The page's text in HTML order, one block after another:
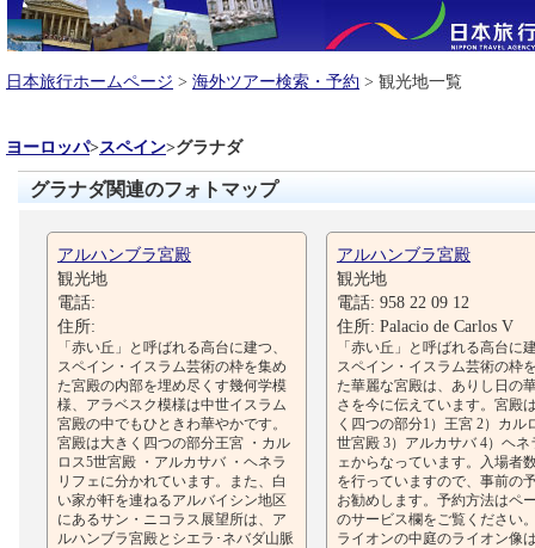
日本旅行ホームページ > 海外ツアー検索・予約 > 観光地一覧
ヨーロッパ>スペイン>グラナダ
グラナダ関連のフォトマップ
アルハンブラ宮殿
観光地
電話:
住所:
「赤い丘」と呼ばれる高台に建つ、
スペイン・イスラム芸術の枠を集め
た宮殿の内部を埋め尽くす幾何学模
様、アラベスク模様は中世イスラム
宮殿の中でもひときわ華やかです。
宮殿は大きく四つの部分王宮 ・カル
ロス5世宮殿 ・アルカサバ ・ヘネラ
リフェに分かれています。また、白
い家が軒を連ねるアルバイシン地区
にあるサン・ニコラス展望所は、ア
ルハンブラ宮殿とシエラ･ネバダ山脈
アルハンブラ宮殿
観光地
電話: 958 22 09 12
住所: Palacio de Carlos V
「赤い丘」と呼ばれる高台に
スペイン・イスラム芸術の枠
た華麗な宮殿は、ありし日の
さを今に伝えています。宮殿
く四つの部分1）王宮 2）カル
世宮殿 3）アルカサバ 4）ヘネ
ェからなっています。入場者
を行っていますので、事前の
お勧めします。予約方法はペ
のサービス欄をご覧ください
ライオンの中庭のライオン像